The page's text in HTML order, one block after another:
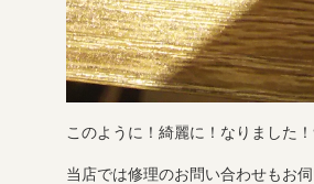
当店では修理のお問い合わせもお